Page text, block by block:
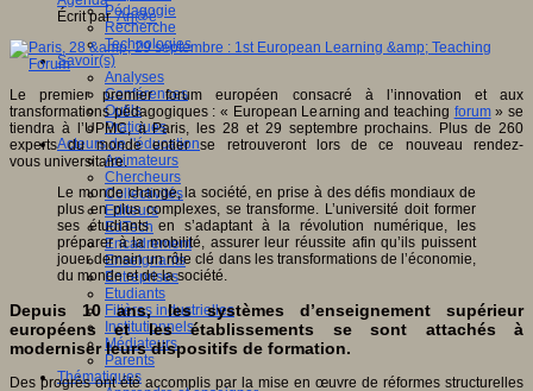
Pédagogie
Recherche
Technologies
Savoir(s)
Analyses
Conférences
Outils
Pratiques
Acteurs de l'éducation
Animateurs
Chercheurs
Collectivités
Editeurs
EdTech
Encadrement
Enseignants
Entreprises
Etudiants
Filières industrielles
Institutionnels
Médiateurs
Parents
Thématiques
Écrit parAn@é
Le premier premier forum européen consacré à l’innovation et aux
transformations pédagogiques : « European Learning and teaching forum» se
tiendra à l’UPMC, à Paris, les 28 et 29 septembre prochains. Plus de 260
experts du monde entier se retrouveront lors de ce nouveau rendez-
vous universitaire.
Le monde change, la société, en prise à des défis mondiaux de
plus en plus complexes, se transforme. L’université doit former
ses étudiants en s’adaptant à la révolution numérique, les
préparer à la mobilité, assurer leur réussite afin qu’ils puissent
jouer demain un rôle clé dans les transformations de l’économie,
du monde et de la société.
Depuis 10 ans, les systèmes d’enseignement supérieur
européens et les établissements se sont attachés à
moderniser leurs dispositifs de formation.
Des progrès ont été accomplis par la mise en œuvre de réformes structurelles